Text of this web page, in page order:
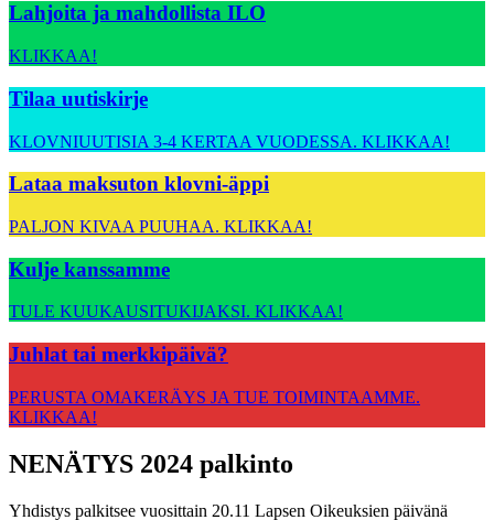
Lahjoita ja mahdollista ILO
KLIKKAA!
Tilaa uutiskirje
KLOVNIUUTISIA 3-4 KERTAA VUODESSA. KLIKKAA!
Lataa maksuton klovni-äppi
PALJON KIVAA PUUHAA. KLIKKAA!
Kulje kanssamme
TULE KUUKAUSITUKIJAKSI. KLIKKAA!
Juhlat tai merkkipäivä?
PERUSTA OMAKERÄYS JA TUE TOIMINTAAMME.
KLIKKAA!
NENÄTYS 2024 palkinto
Yhdistys palkitsee vuosittain 20.11 Lapsen Oikeuksien päivänä